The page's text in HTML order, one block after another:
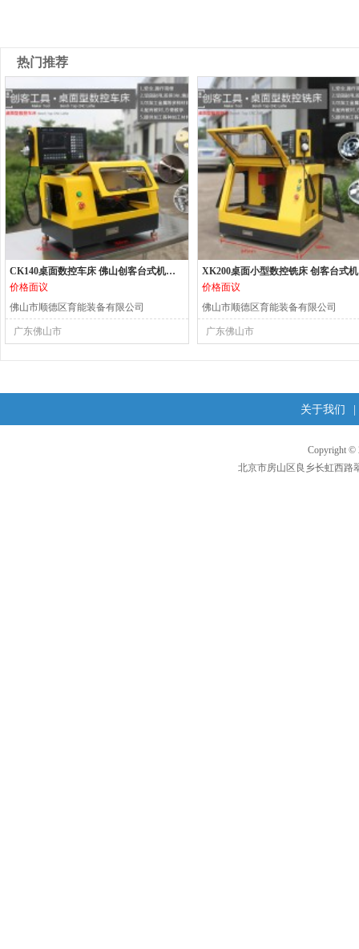
热门推荐
CK140桌面数控车床 佛山创客台式机床 小型数控机床
价格面议
佛山市顺德区育能装备有限公司
广东佛山市
价格面议
佛山市顺德区育能装备有限公司
广东佛山市
关于我们
Copyright ©
北京市房山区良乡长虹西路